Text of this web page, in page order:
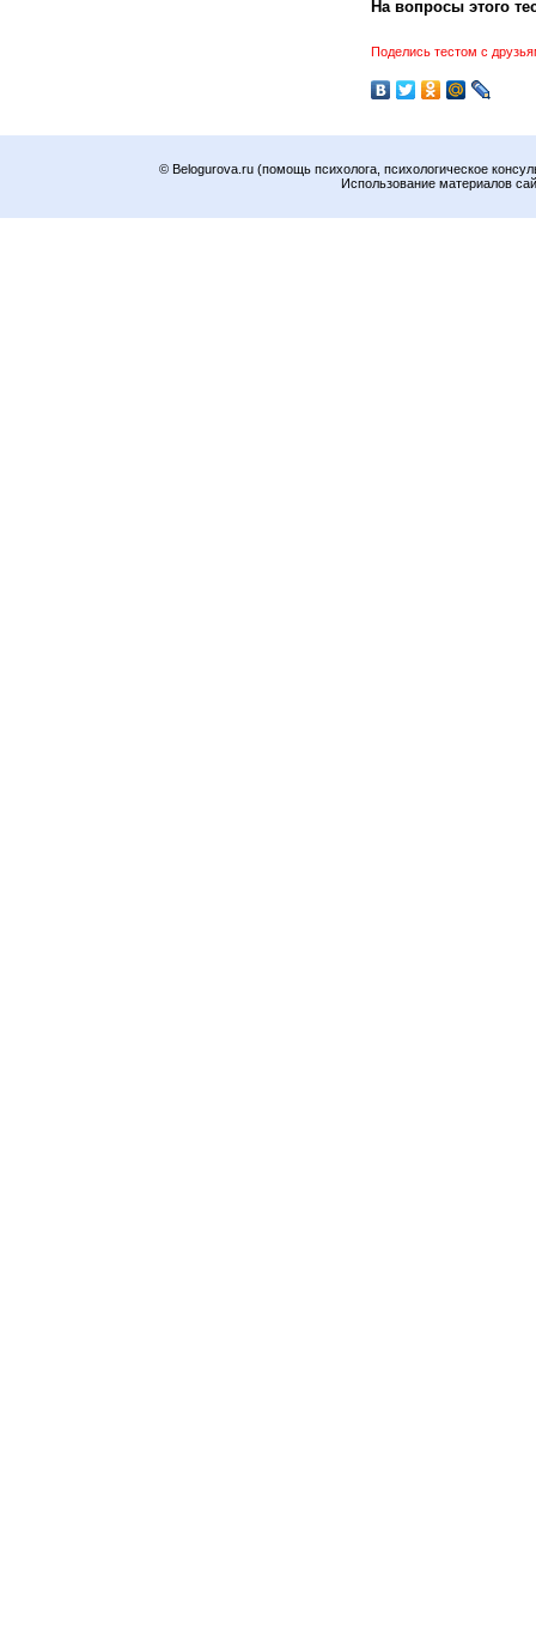
На вопросы этого
Поделись тестом с
© Belogurova.ru (помощь психолога, психологическое
Использование материалов